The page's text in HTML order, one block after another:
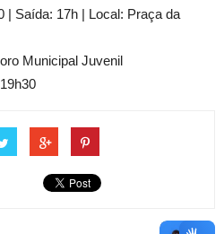
| Saída: 17h | Local: Praça da
Municipal Juvenil